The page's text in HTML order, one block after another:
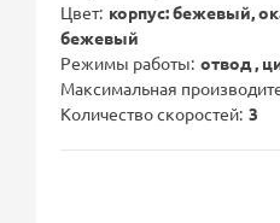
Цвет корпус: бежевый,
бежевый
Режимы работы отвод ,
Максимальная
Количество скоростей 3